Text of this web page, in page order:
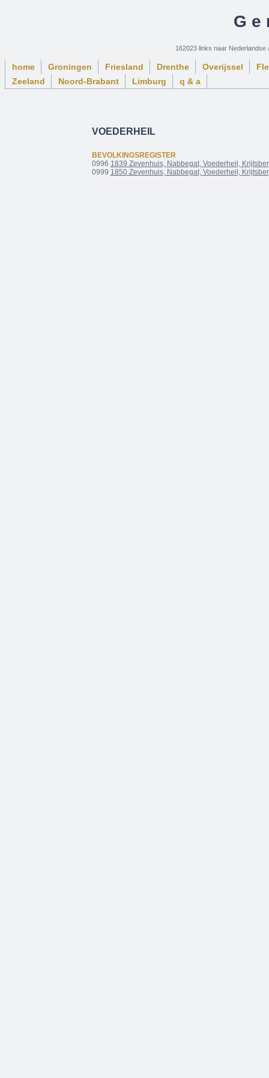
162023 links naar
home Groningen Friesland Drenthe Overijssel
Zeeland
Noord-Brabant Limburg q & a
VOEDERHEIL
BEVOLKINGSREGISTER
0996 1839 Zevenhuis, Nabbegat, Voederheil,
0999 1850 Zevenhuis, Nabbegat, Voederheil,